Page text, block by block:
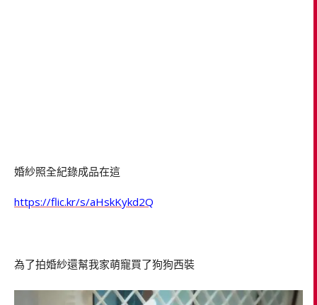
婚紗照全紀錄成品在這
https://flic.kr/s/aHskKykd2Q
為了拍婚紗還幫我家萌寵買了狗狗西裝